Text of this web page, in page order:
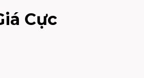
Cực